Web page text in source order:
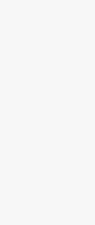
Bürgermeister
Liebe Bürgerinnen und
Bürgermeister
Liebe Bürgerinnen und
Ziel ist es gemeinsam mit
Bürgermeister
Das neue Jahr beginnt und